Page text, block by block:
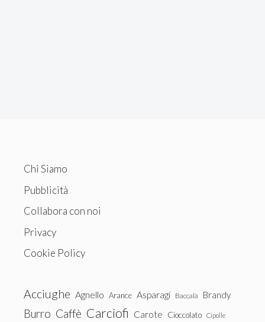
Chi Siamo
Pubblicità
Collabora con noi
Privacy
Cookie Policy
Acciughe Agnello Arance Asparagi Baccalà Brandy
Burro Caffè Carciofi Carote Cioccolato Cipolle